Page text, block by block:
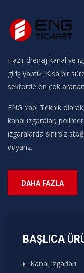
Hazır drenaj kanal ve
giriş yaptık. Kısa bir
sektörde en çok
ENG Yapı Teknik
kanal ızgaralar,
ızgaralarda sınırsız
duyarız.
DAHA FAZLA
BAŞLICA
Kanal Izgarları